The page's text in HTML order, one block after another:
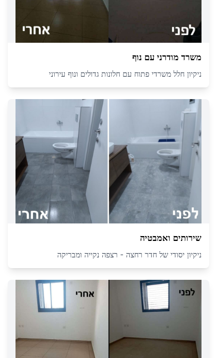
משרד מודרני עם נוף
ניקיון חלל משרדי פתוח עם חלונות גדולים ונוף עירוני
שירותים ואמבטיה
ניקיון יסודי של חדר רחצה - רצפה נקייה ומבריקה